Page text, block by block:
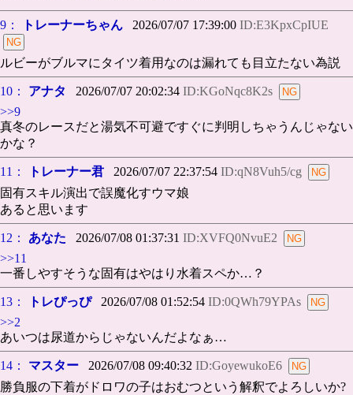
9： トレーナーちゃん 2026/07/07 17:39:00 ID:E3KpxCpIUE
ルビーがブルマにタイツ着用なのは漏れても目立たない為説
10： アナタ 2026/07/07 20:02:34 ID:KGoNqc8K2s
>>9
真冬のレースだと湯気不可避ですぐに判明しちゃうんじゃない
かな？
11： トレーナー君 2026/07/07 22:37:54 ID:qN8Vuh5/cg
固有スキル演出で誤魔化すウマ娘
あると思います
12： あなた 2026/07/08 01:37:31 ID:XVFQ0NvuE2
>>11
一番しやすそうな固有はやはり水着スペか…？
13： トレぴっぴ2026/07/08 01:52:54 ID:0QWh79YPAs
>>2
あいつは尿道からじゃないんだよなぁ…
14： マスター 2026/07/08 09:40:32 ID:GoyewukoE6
勝負服の下着がドロワの子はおむつという解釈でよろしいか?